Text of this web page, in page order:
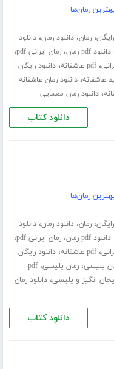
رمان‌ها
،رمان،دانلود رمان،دانلود
دانلود pdf رمان ،رمان ایرانی pdf ،
،pdf عاشقانه ،دانلود رایگان
عاشقانه،دانلود رمان عاشقانه
،دانلود رمان معمایی
دانلود کتاب
رمان‌ها
،رمان،دانلود رمان،دانلود
دانلود pdf رمان ،رمان ایرانی pdf ،
،pdf عاشقانه ،دانلود رایگان
پلیسی،
رمان پلیسی، pdf
انگیز و پلیسی،دانلود رمان
دانلود کتاب